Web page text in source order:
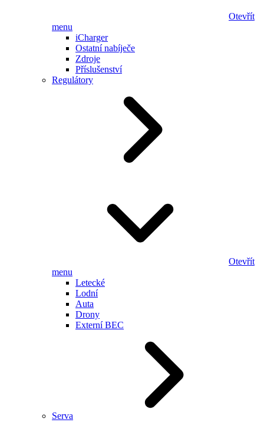
Otevřít
menu
iCharger
Ostatní nabíječe
Zdroje
Příslušenství
Regulátory
Otevřít
menu
Letecké
Lodní
Auta
Drony
Externí BEC
Serva